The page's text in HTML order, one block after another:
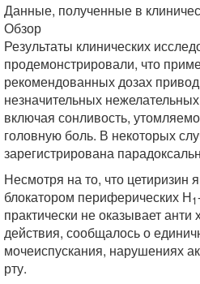
Данные, полученные в
Обзор
Результаты клинических
продемонстрировали, что
рекомендованных дозах
незначительных
включая сонливость,
головную боль. В некоторых
зарегистрирована
Несмотря на то, что цетиризин
блокатором периферических Н1
практически не оказывает анти
действия, сообщалось о
мочеиспускания, нарушениях
рту.